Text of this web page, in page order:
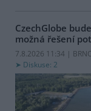
CzechGlobe
možná řešení
7.8.2026 11:34 |
Diskuse: 2